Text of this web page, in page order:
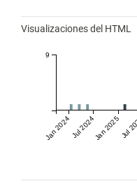
Visualizaciones del HTML
Jan 2024Jul 2024Jan 2025Jul
9